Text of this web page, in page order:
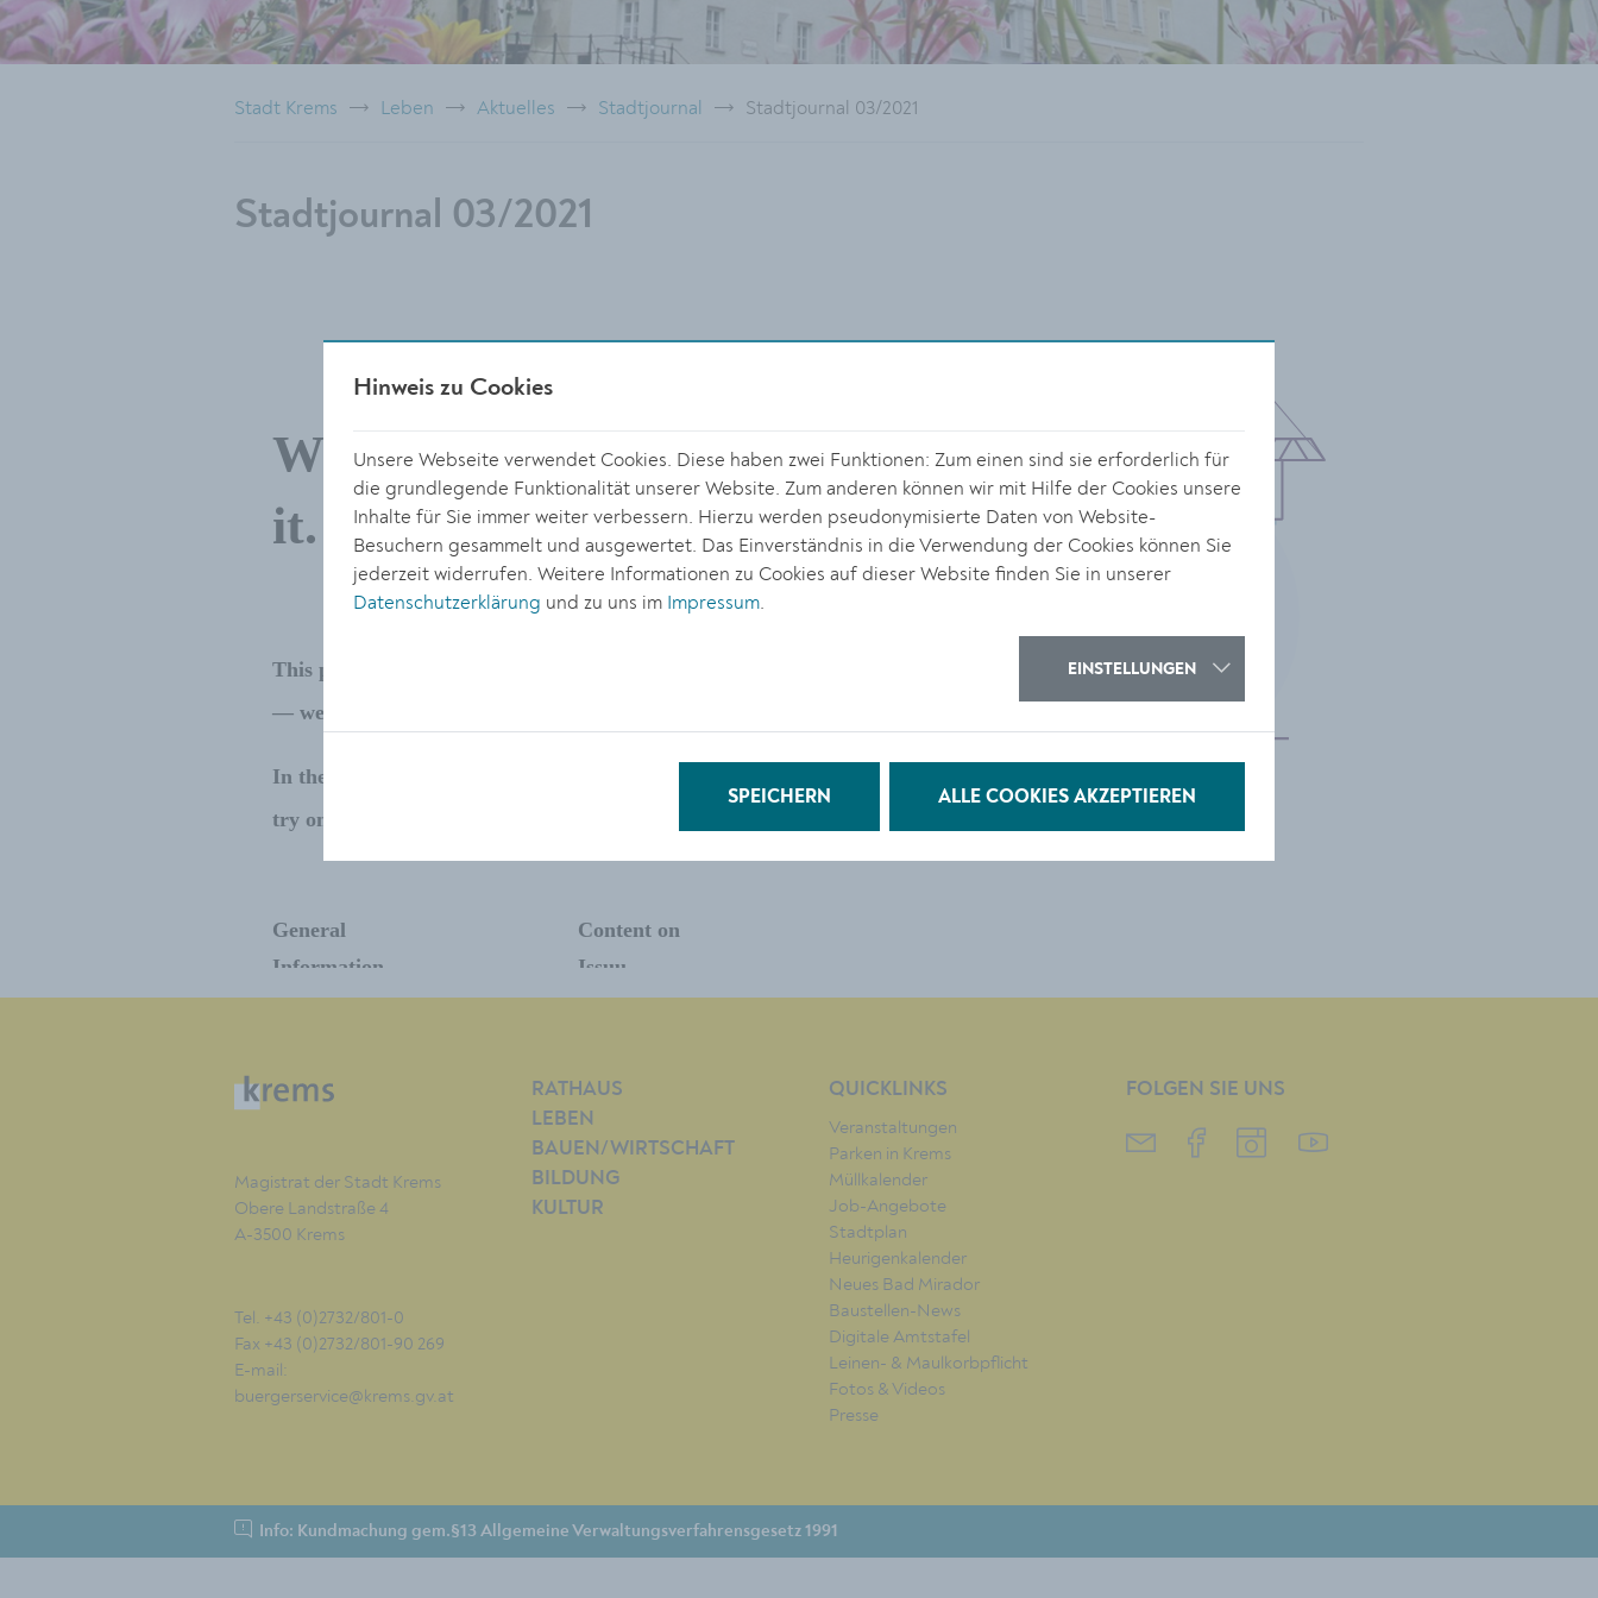
Stadt Krems Leben Aktuelles Stadtjournal Stadtjournal 03/2021
Stadtjournal 03/2021
Magistrat der Stadt Krems
Obere Landstraße 4
A-3500 Krems
Tel. +43 (0)2732/801-0
Fax +43 (0)2732/801-90 269
E-mail:
buergerservice@krems.gv.at
RATHAUS
LEBEN
BAUEN/WIRTSCHAFT
BILDUNG
KULTUR
QUICKLINKS
Veranstaltungen
Parken in Krems
Müllkalender
Job-Angebote
Stadtplan
Heurigenkalender
Neues Bad Mirador
Baustellen-News
Digitale Amtstafel
Leinen- & Maulkorbpflicht
Fotos & Videos
Presse
FOLGEN SIE UNS
Info: Kundmachung gem.§13 Allgemeine Verwaltungsverfahrensgesetz 1991
Hinweis zu Cookies
Unsere Webseite verwendet Cookies. Diese haben zwei Funktionen: Zum einen sind sie erforderlich für
die grundlegende Funktionalität unserer Website. Zum anderen können wir mit Hilfe der Cookies unsere
Inhalte für Sie immer weiter verbessern. Hierzu werden pseudonymisierte Daten von Website-
Besuchern gesammelt und ausgewertet. Das Einverständnis in die Verwendung der Cookies können Sie
jederzeit widerrufen. Weitere Informationen zu Cookies auf dieser Website finden Sie in unserer
Datenschutzerklärung und zu uns im Impressum.
EINSTELLUNGEN
SPEICHERN ALLE COOKIES AKZEPTIEREN